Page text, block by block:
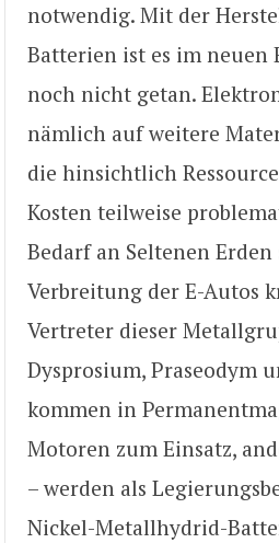
notwendig. Mit der
Batterien ist es im neuen
noch nicht getan.
nämlich auf weitere
die hinsichtlich
Kosten teilweise
Bedarf an Seltenen
Verbreitung der E-Autos
Vertreter dieser
Dysprosium, Praseodym
kommen in
Motoren zum Einsatz,
– werden als
Nickel-Metallhydrid-